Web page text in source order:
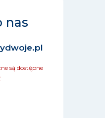
nas
są dostępne